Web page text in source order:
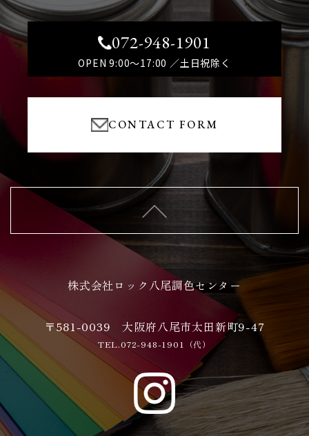
072-948-1901
OPEN 9:00～17:00 ／土日祝除く
CONTACT FORM
株式会社ロック八尾調色センター
〒581-0039 大阪府八尾市太田新町9-47
TEL.072-948-1901（代）